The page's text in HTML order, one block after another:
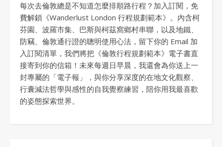
每次去倫敦總是不知道怎麼排順路行程？加入訂閱，免
費解鎖《Wanderlust London 行程規劃範本》。內含柯
芬園、波羅市集、巴斯與柯茲窩鄉村串聯，以及地鐵、
防竊、倫敦通行證的聰明使用心法，留下你的 Email 加
入訂閱清單，我們將把《倫敦行程規劃範本》電子書直
接寄到你的信箱！未來每週日早晨，我還會為你送上一
封專屬的「電子報」，與你分享深度的在地文化觀察、
行囊減法哲學與感性的自我覺察練習，陪你用我最喜歡
的姿態探索世界。